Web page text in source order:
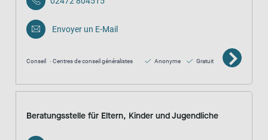
Envoyer un E-Mail
Conseil Centres de conseil généralistes Anonyme Gratuit
Beratungsstelle für Eltern, Kinder und Jugendliche